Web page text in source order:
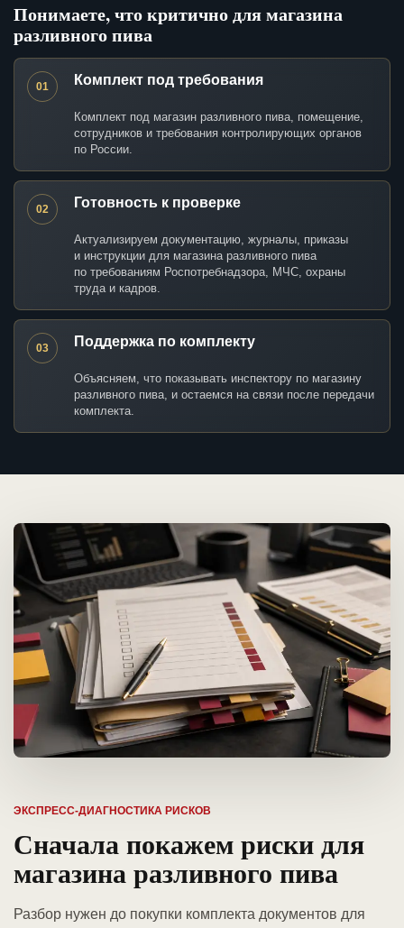
Понимаете, что критично для магазина
разливного пива
01 Комплект под требования
Комплект под магазин разливного пива, помещение,
сотрудников и требования контролирующих органов
по России.
02 Готовность к проверке
Актуализируем документацию, журналы, приказы
и инструкции для магазина разливного пива
по требованиям Роспотребнадзора, МЧС, охраны
труда и кадров.
03 Поддержка по комплекту
Объясняем, что показывать инспектору по магазину
разливного пива, и остаемся на связи после передачи
комплекта.
ЭКСПРЕСС-ДИАГНОСТИКА РИСКОВ
Сначала покажем риски для
магазина разливного пива
Разбор нужен до покупки комплекта документов для